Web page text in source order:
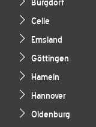
Burgdorf
Celle
Emsland
Göttingen
Hameln
Hannover
Oldenburg